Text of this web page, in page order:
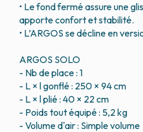
• Le fond fermé assure une
apporte confort et stabilité.
• L’ARGOS se décline en
ARGOS SOLO
- Nb de place : 1
- L × l gonflé : 250 × 94 cm
- L × l plié : 40 × 22 cm
- Poids tout équipé : 5,2 kg
- Volume d'air : Simple volume